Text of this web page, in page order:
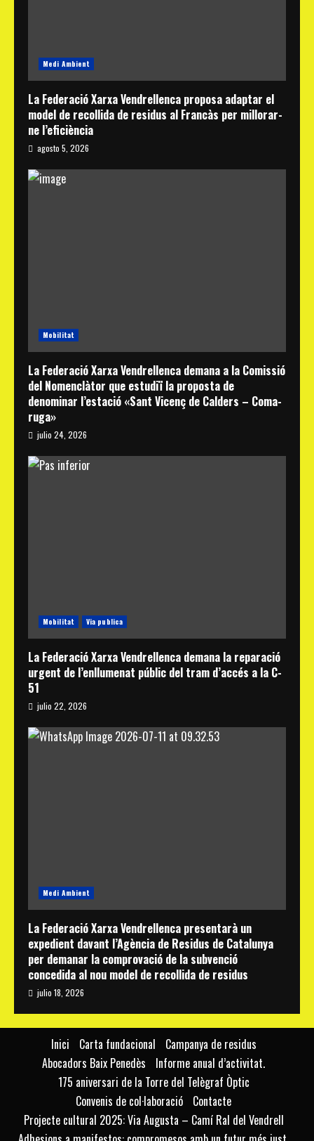
Medi Ambient
La Federació Xarxa Vendrellenca proposa adaptar el
model de recollida de residus al Francàs per millorar-
ne l’eficiència
agosto 5, 2026
Mobilitat
La Federació Xarxa Vendrellenca demana a la Comissió
del Nomenclàtor que estudiï la proposta de
denominar l’estació «Sant Vicenç de Calders – Coma-
ruga»
julio 24, 2026
Mobilitat Via publica
La Federació Xarxa Vendrellenca demana la reparació
urgent de l’enllumenat públic del tram d’accés a la C-
51
julio 22, 2026
Medi Ambient
La Federació Xarxa Vendrellenca presentarà un
expedient davant l’Agència de Residus de Catalunya
per demanar la comprovació de la subvenció
concedida al nou model de recollida de residus
julio 18, 2026
Inici Carta fundacional
Campanya de residus
Abocadors Baix Penedès
Informe anual d’activitat.
175 aniversari de la Torre del Telègraf Òptic
Convenis de col·laboració
Contacte
Projecte cultural 2025: Via Augusta – Camí Ral del Vendrell